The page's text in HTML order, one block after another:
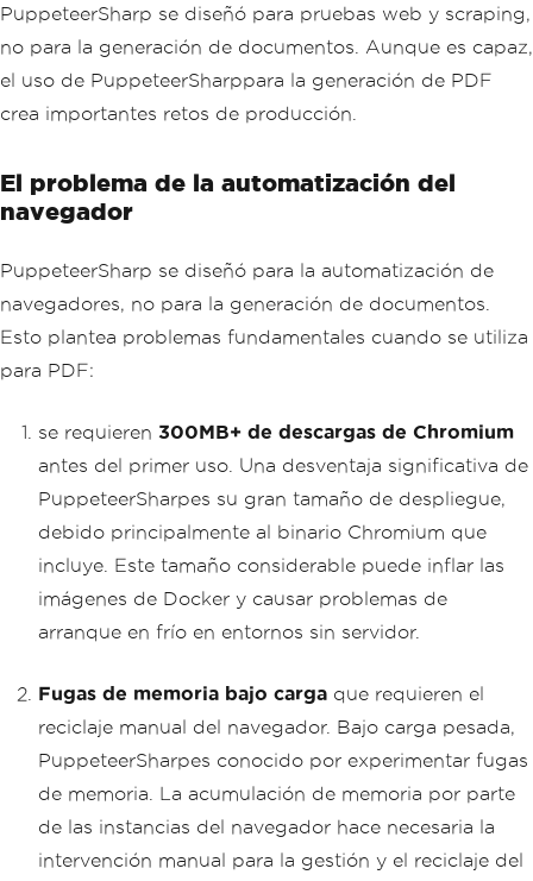
PuppeteerSharp se diseñó para pruebas web y scraping,
no para la generación de documentos. Aunque es capaz,
el uso de PuppeteerSharppara la generación de PDF
crea importantes retos de producción.
El problema de la automatización del
navegador
PuppeteerSharp se diseñó para la automatización de
navegadores, no para la generación de documentos.
Esto plantea problemas fundamentales cuando se utiliza
para PDF:
se requieren 300MB+ de descargas de Chromium
antes del primer uso. Una desventaja significativa de
PuppeteerSharpes su gran tamaño de despliegue,
debido principalmente al binario Chromium que
incluye. Este tamaño considerable puede inflar las
imágenes de Docker y causar problemas de
arranque en frío en entornos sin servidor.
Fugas de memoria bajo carga que requieren el
reciclaje manual del navegador. Bajo carga pesada,
PuppeteerSharpes conocido por experimentar fugas
de memoria. La acumulación de memoria por parte
de las instancias del navegador hace necesaria la
intervención manual para la gestión y el reciclaje del